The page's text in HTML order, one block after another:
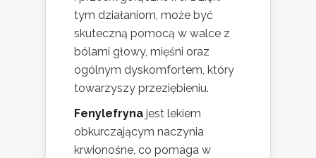
tym działaniom, może być
skuteczną pomocą w walce z
bólami głowy, mięśni oraz
ogólnym dyskomfortem, który
towarzyszy przeziębieniu.
Fenylefryna jest lekiem
obkurczającym naczynia
krwionośne, co pomaga w